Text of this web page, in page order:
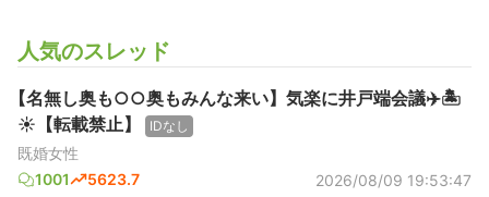
人気のスレッド
【名無し奥も○○奥もみんな来い】気楽に井戸端会議✈️🏝️
☀【転載禁止】
IDなし
既婚女性
1001
5623.7 2026/08/09 19:53:47